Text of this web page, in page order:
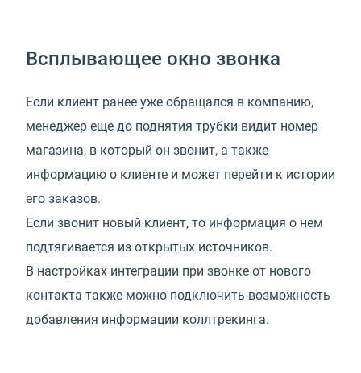
Всплывающее окно звонка
Если клиент ранее уже обращался в компанию,
менеджер еще до поднятия трубки видит номер
магазина, в который он звонит, а также
информацию о клиенте и может перейти к истории
его заказов.
Если звонит новый клиент, то информация о нем
подтягивается из открытых источников.
В настройках интеграции при звонке от нового
контакта также можно подключить возможность
добавления информации коллтрекинга.